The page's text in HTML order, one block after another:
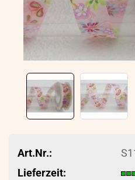
Art.Nr.:
Lieferzeit: